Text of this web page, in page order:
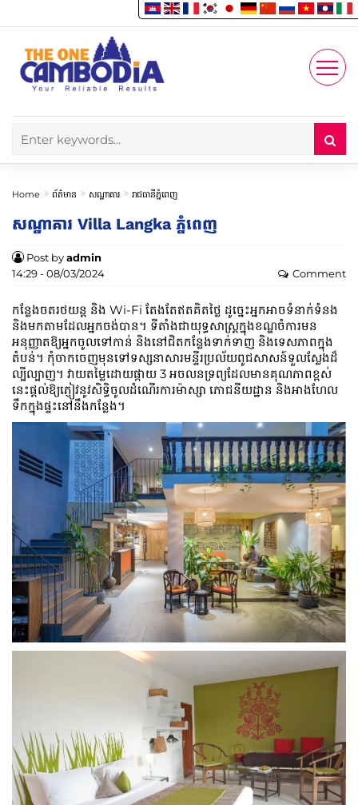
Account
Enjoy
Home ព័ត៌មាន សណ្ឋាគារ រាជធានីភ្នំពេញ
សណ្ឋាគារ Villa Langka ភ្នំពេញ
Post byadmin
14:29 - 08/03/2024
Comment
កន្លែងចតរថយន្ត និង Wi-Fi តែងតែឥតគិតថ្លៃ ដូច្នេះអ្នកអាចទំនាក់ទំនង
និងមកតាមដែលអ្នកចង់បាន។ ទីតាំងជាយុទ្ធសាស្ត្រក្នុងខណ្ឌចំការមន
អនុញ្ញាតឱ្យអ្នកចូលទៅកាន់ និងនៅជិតកន្លែងទាក់ទាញ និងទេសភាពក្នុង
តំបន់។ កុំចាកចេញមុនទៅទស្សនាសារមន្ទីរប្រល័យពូជសាសន៍ទួលស្លែងដ៏
ល្បីល្បាញ។ វាយតម្លៃដោយផ្កាយ 3 អចលនទ្រព្យដែលមានគុណភាពខ្ពស់
នេះផ្តល់ឱ្យភ្ញៀវនូវសិទ្ធិចូលដំណើរការម៉ាស្សា ភោជនីយដ្ឋាន និងអាងហែល
ទឹកក្នុងផ្ទះនៅនឹងកន្លែង។